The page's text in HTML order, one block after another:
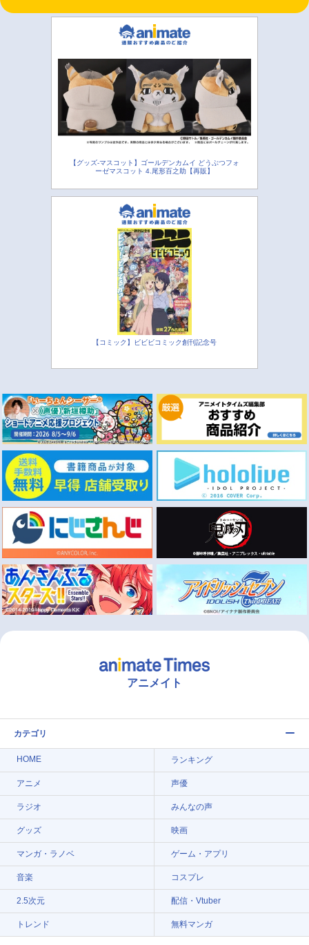
【グッズ-マスコット】ゴールデンカムイ どうぶつフォ
ーゼマスコット 4.尾形百之助【再販】
【コミック】ビビビコミック創刊記念号
アニメイト
カテゴリ
HOME ランキング
アニメ 声優
ラジオ みんなの声
グッズ 映画
マンガ・ラノベ ゲーム・アプリ
音楽 コスプレ
2.5次元 配信・Vtuber
トレンド 無料マンガ